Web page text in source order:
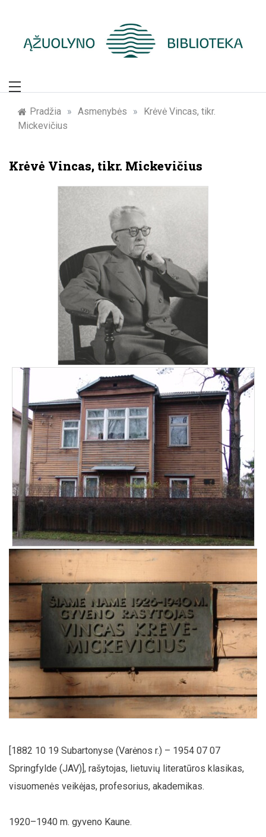
Žymūs Kauno
žmonės: atminimo
Pradžia » Asmenybės »
Krėvė Vincas, tikr.
Mickevičius
Krėvė Vincas, tikr. Mickevičius
[1882 10 19 Subartonyse (Varėnos r.) – 1954 07 07
Springfylde (JAV)], rašytojas, lietuvių literatūros klasikas,
visuomenės veikėjas, profesorius, akademikas.
1920–1940 m. gyveno Kaune.